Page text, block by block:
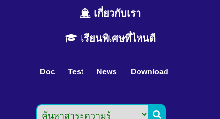
เกี่ยวกับเรา
เรียนพิเศษที่ไหนดี
Doc Test News Download
